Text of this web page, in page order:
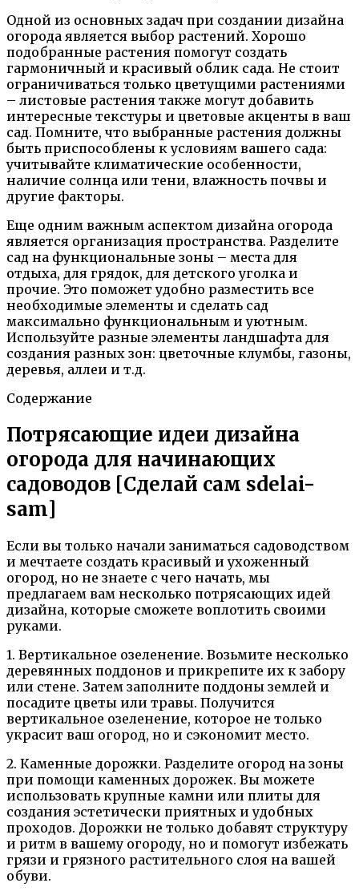
Одной из основных задач при создании дизайна
огорода является выбор растений. Хорошо
подобранные растения помогут создать
гармоничный и красивый облик сада. Не стоит
ограничиваться только цветущими растениями
– листовые растения также могут добавить
интересные текстуры и цветовые акценты в ваш
сад. Помните, что выбранные растения должны
быть приспособлены к условиям вашего сада:
учитывайте климатические особенности,
наличие солнца или тени, влажность почвы и
другие факторы.
Еще одним важным аспектом дизайна огорода
является организация пространства. Разделите
сад на функциональные зоны – места для
отдыха, для грядок, для детского уголка и
прочие. Это поможет удобно разместить все
необходимые элементы и сделать сад
максимально функциональным и уютным.
Используйте разные элементы ландшафта для
создания разных зон: цветочные клумбы, газоны,
деревья, аллеи и т.д.
Содержание
Потрясающие идеи дизайна
огорода для начинающих
садоводов [Сделай сам sdelai-
sam]
Если вы только начали заниматься садоводством
и мечтаете создать красивый и ухоженный
огород, но не знаете с чего начать, мы
предлагаем вам несколько потрясающих идей
дизайна, которые сможете воплотить своими
руками.
1. Вертикальное озеленение. Возьмите несколько
деревянных поддонов и прикрепите их к забору
или стене. Затем заполните поддоны землей и
посадите цветы или травы. Получится
вертикальное озеленение, которое не только
украсит ваш огород, но и сэкономит место.
2. Каменные дорожки. Разделите огород на зоны
при помощи каменных дорожек. Вы можете
использовать крупные камни или плиты для
создания эстетически приятных и удобных
проходов. Дорожки не только добавят структуру
и ритм в вашему огороду, но и помогут избежать
грязи и грязного растительного слоя на вашей
обуви.